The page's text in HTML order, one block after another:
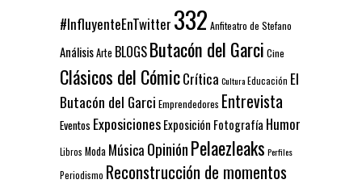
#InfluyenteEnTwitter 332 Anfiteatro de Stefano
AnálisisArte BLOGSButacón del Garci Cine
Clásicos del CómicCrítica CulturaEducación El
Butacón del Garci Emprendedores Entrevista
Eventos ExposicionesExposición Fotografía Humor
Libros Moda Música OpiniónPelaezleaks Perfiles
Periodismo Reconstrucción de momentos